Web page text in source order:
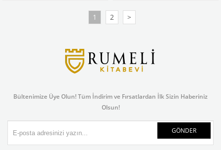
teslim
1 2 >
Bültenimize Üye Olun! Tüm İndirim ve Fırsatlardan İlk Sizin Haberiniz
Olsun!
GÖNDER